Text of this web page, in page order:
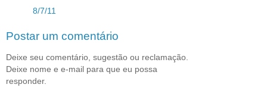
8/7/11
Postar um comentário
Deixe seu comentário, sugestão ou reclamação.
Deixe nome e e-mail para que eu possa
responder.